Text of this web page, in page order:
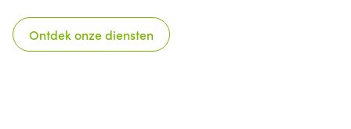
Ontdek onze diensten